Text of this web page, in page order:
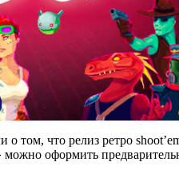
что релиз ретро
можно оформить